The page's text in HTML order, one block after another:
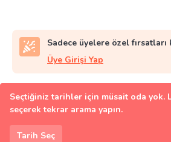
Sadece üyelere özel fırsatları
Üye Girişi Yap
Seçtiğiniz tarihler için müsait oda yok.
seçerek tekrar arama yapın.
Tarih Seç